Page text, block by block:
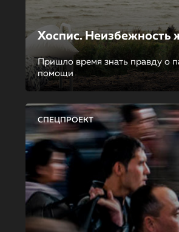
Хоспис. Неизбежность
Пришло время знать правду о
помощи
СПЕЦПРОЕКТ